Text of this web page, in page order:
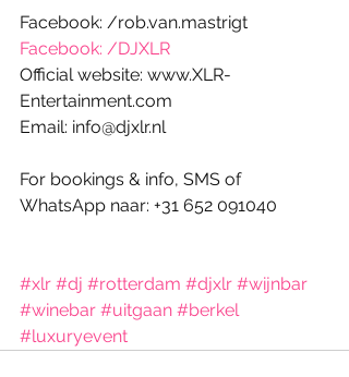
Facebook: /rob.van.mastrigt
Facebook: /DJXLR
Official website: www.XLR-
Entertainment.com
Email: info@djxlr.nl
For bookings & info, SMS of
WhatsApp naar: +31 652 091040
#xlr #dj #rotterdam #djxlr #wijnbar
#winebar #uitgaan #berkel
#luxuryevent